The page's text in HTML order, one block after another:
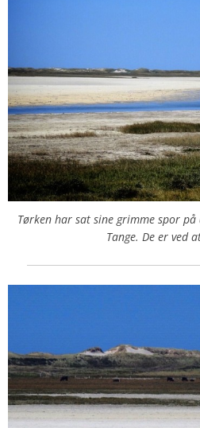
Tørken har sat sine grimme spor
Tange. De er ved